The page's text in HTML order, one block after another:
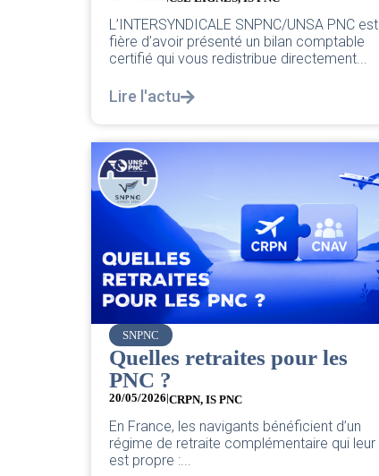
L’INTERSYNDICALE SNPNC/UNSA PNC est
fière d’avoir présenté un bilan comptable
certifié qui vous redistribue directement...
Lire l'actu
SNPNC
Quelles retraites pour les
PNC ?
20/05/2026|CRPN, IS PNC
En France, les navigants bénéficient d’un
régime de retraite complémentaire qui leur
est propre :...